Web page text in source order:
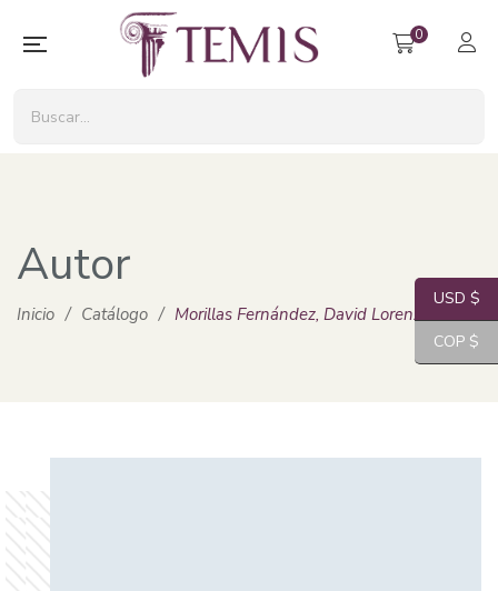
0
Autor
Inicio / Catálogo / Morillas Fernández, David Lorenzo
USD $
COP $